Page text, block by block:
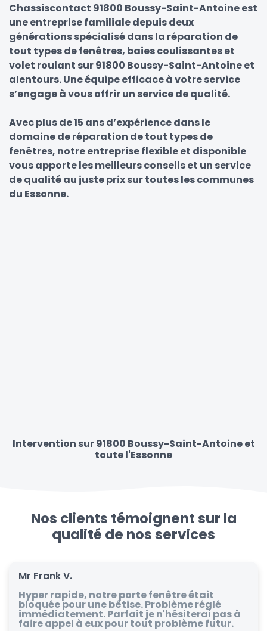
Chassiscontact 91800 Boussy-Saint-Antoine est
une entreprise familiale depuis deux
générations spécialisé dans la réparation de
tout types de fenêtres, baies coulissantes et
volet roulant sur 91800 Boussy-Saint-Antoine et
alentours. Une équipe efficace à votre service
s’engage à vous offrir un service de qualité.
Avec plus de 15 ans d’expérience dans le
domaine de réparation de tout types de
fenêtres, notre entreprise flexible et disponible
vous apporte les meilleurs conseils et un service
de qualité au juste prix sur toutes les communes
du Essonne.
Intervention sur 91800 Boussy-Saint-Antoine et
toute l'Essonne
Nos clients témoignent sur la
qualité de nos services
Mr Frank V.
Hyper rapide, notre porte fenêtre était
bloquée pour une bêtise. Problème réglé
immédiatement. Parfait je n'hésiterai pas à
faire appel à eux pour tout problème futur.